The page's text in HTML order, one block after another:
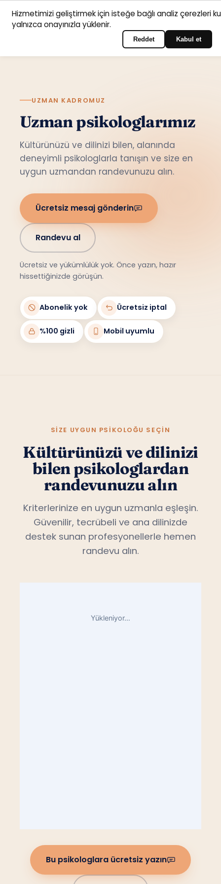
AnasayfaHizmet
alanları
Psikologlarİletişim
Türkçe
UZMAN KADROMUZ
Uzman psikologlarımız
Kültürünüzü ve dilinizi bilen, alanında
deneyimli psikologlarla tanışın ve size en
uygun uzmandan randevunuzu alın.
Ücretsiz mesaj gönderin
Randevu al
Ücretsiz ve yükümlülük yok. Önce yazın, hazır
hissettiğinizde görüşün.
Abonelik yok Ücretsiz iptal
%100 gizli Mobil uyumlu
SIZE UYGUN PSIKOLOĞU SEÇIN
Kültürünüzü ve dilinizi
bilen psikologlardan
randevunuzu alın
Kriterlerinize en uygun uzmanla eşleşin.
Güvenilir, tecrübeli ve ana dilinizde
destek sunan profesyonellerle hemen
randevu alın.
Bu psikologlara ücretsiz yazın
Hizmetimizi geliştirmek için isteğe bağlı analiz çerezleri
yalnızca onayınızla yüklenir.
Reddet Kabul et